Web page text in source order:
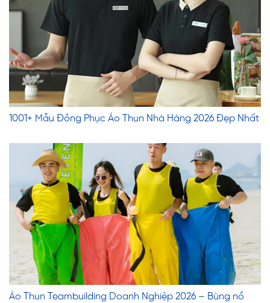
1001+ Mẫu Đồng Phục Áo Thun Nhà Hàng 2026 Đẹp Nhất
Áo Thun Teambuilding Doanh Nghiệp 2026 – Bùng nổ